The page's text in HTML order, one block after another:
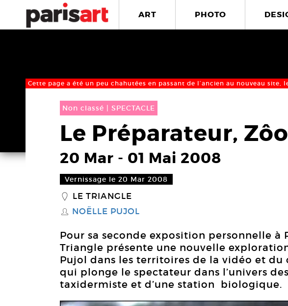
ART PHOTO
Cette page a été un peu chahutées en passant de l’ancien au nouveau
Non classé | SPECTACLE
Le Préparateur,
20 Mar - 01 Mai 2008
Vernissage le 20 Mar 2008
_ LE TRIANGLE
S NOËLLE PUJOL
Pour sa seconde exposition personnelle à
Triangle présente une nouvelle
Pujol dans les territoires de la vidéo et
qui plonge le spectateur dans l’univers
taxidermiste et d’une station biologique.